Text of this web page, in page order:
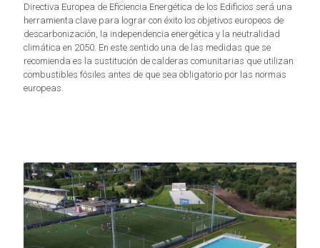
Directiva Europea de Eficiencia Energética de los Edificios será una
herramienta clave para lograr con éxito los objetivos europeos de
descarbonización, la independencia energética y la neutralidad
climática en 2050. En este sentido una de las medidas que se
recomienda es la sustitución de calderas comunitarias que utilizan
combustibles fósiles antes de que sea obligatorio por las normas
europeas.